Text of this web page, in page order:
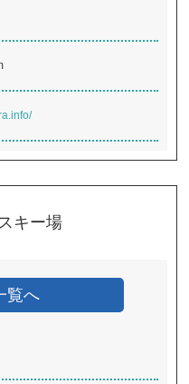
キー場
覧へ